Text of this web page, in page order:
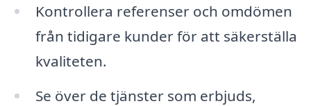
Kontrollera referenser och omdömen
från tidigare kunder för att säkerställa
kvaliteten.
Se över de tjänster som erbjuds,